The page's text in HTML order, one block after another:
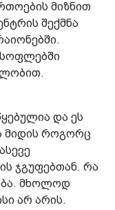
მიზნით
შექმნა
სოფლებში
და ეს
მიდის როგორც
ჯგუფებთან. რა
მხოლოდ
არ არის.